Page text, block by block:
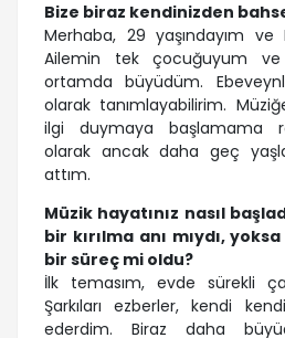
Bize biraz kendinizden
Merhaba, 29 yaşındayım ve
Ailemin tek çocuğuyum
ortamda büyüdüm.
olarak tanımlayabilirim.
ilgi duymaya başlamama
olarak ancak daha geç
attım.
Müzik hayatınız nasıl
bir kırılma anı mıydı,
bir süreç mi oldu?
İlk temasım, evde sürekli
Şarkıları ezberler, kendi
ederdim. Biraz daha